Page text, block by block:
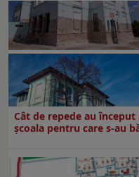
Cât de repede au
şcoala pentru care s-au